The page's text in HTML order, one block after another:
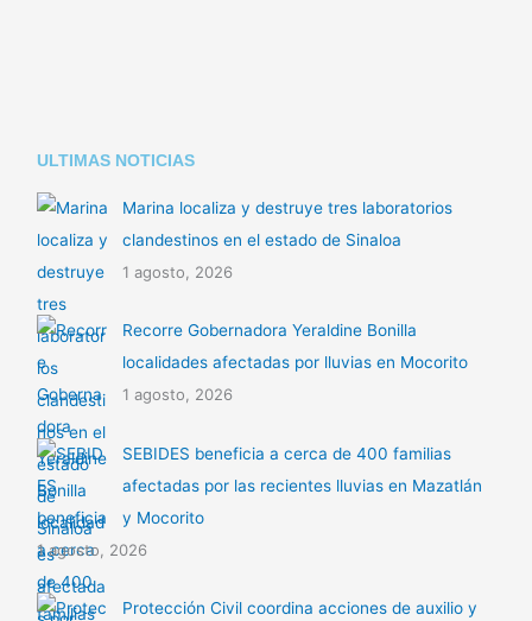
ULTIMAS NOTICIAS
Marina localiza y destruye tres laboratorios
clandestinos en el estado de Sinaloa
1 agosto, 2026
Recorre Gobernadora Yeraldine Bonilla
localidades afectadas por lluvias en Mocorito
1 agosto, 2026
SEBIDES beneficia a cerca de 400 familias
afectadas por las recientes lluvias en Mazatlán
y Mocorito
1 agosto, 2026
Protección Civil coordina acciones de auxilio y